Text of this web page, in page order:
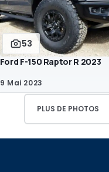
53
Ford F-150 Raptor R 2023
9 Mai 2023
PLUS DE PHOTOS